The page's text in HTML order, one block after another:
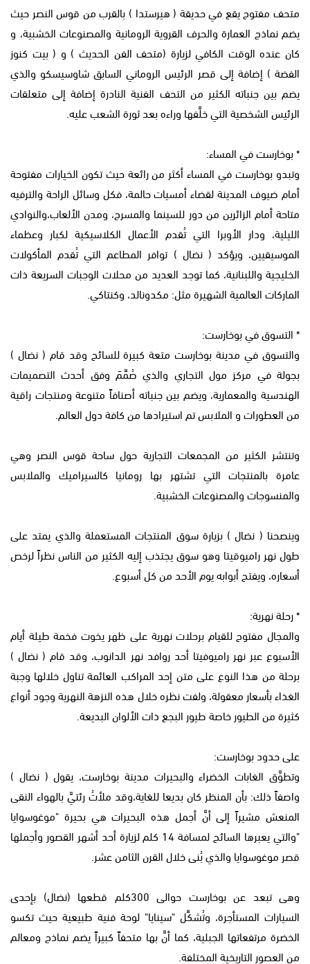
متحف مفتوح يقع في حديقة ( هيرستدا ) بالقرب من قوس النصر حيث
يضم نماذج العمارة والحرف القروية الرومانية والمصنوعات الخشبية، و
كان عنده الوقت الكافي لزيارة (متحف الفن الحديث ) و ( بيت كنوز
الفضة ) إضافة إلى قصر الرئيس الروماني السابق شاوسيسكو والذي
يضم بين جنباته الكثير من التحف الفنية النادرة إضافة إلى متعلقات
الرئيس الشخصية التي خلَّفها وراءه بعد ثورة الشعب عليه.
* بوخارست في المساء:
وتبدو بوخارست في المساء أكثر من رائعة حيث تكون الخيارات مفتوحة
أمام ضيوف المدينة لقضاء أمسيات حالمة، فكل وسائل الراحة والترفيه
متاحة أمام الزائرين من دور للسينما والمسرح، ومدن الألعاب،والنوادي
الليلية، ودار الأوبرا التي تُقدم الأعمال الكلاسيكية لكبار وعظماء
الموسيقيين، ويؤكد ( نضال ) توافر المطاعم التي تُقدم المأكولات
الخليجية واللبنانية، كما توجد العديد من محلات الوجبات السريعة ذات
الماركات العالمية الشهيرة مثل: مكدونالد، وكنتاكي.
* التسوق في بوخارست:
والتسوق في مدينة بوخارست متعة كبيرة للسائح وقد قام ( نضال )
بجولة في مركز مول التجاري والذي صُمِّمَ وفق أحدث التصميمات
الهندسية والمعمارية، ويضم بين جنباته أصنافاً متنوعة ومنتجات راقية
من العطورات و الملابس تم استيرادها من كافة دول العالم.
وتنتشر الكثير من المجمعات التجارية حول ساحة قوس النصر وهي
عامرة بالمنتجات التي تشتهر بها رومانيا كالسيراميك والملابس
والمنسوجات والمصنوعات الخشبية.
وينصحنا ( نضال ) بزيارة سوق المنتجات المستعملة والذي يمتد على
طول نهر راميوقيتا وهو سوق يجتذب إليه الكثير من الناس نظراً لرخص
أسعاره، ويفتح أبوابه يوم الأحد من كل أسبوع.
* رحلة نهرية:
والمجال مفتوح للقيام برحلات نهرية على ظهر يخوت فخمة طيلة أيام
الأسبوع عبر نهر راميوفيتا أحد روافد نهر الدانوب، وقد قام ( نضال )
برحلة من هذا النوع على متن إحد المراكب العائمة تناول خلالها وجبة
الغذاء بأسعار معقولة، ولفت نظره خلال هذه النزهة النهرية وجود أنواع
كثيرة من الطيور خاصة طيور البجع ذات الألوان البديعة.
على حدود بوخارست:
وتطوَّق الغابات الخضراء والبحيرات مدينة بوخارست، يقول ( نضال )
واصفاً ذلك: بأن المنظر كان بديعا للغاية،وقد ملأتُ رئتيَّ بالهواء النقى
المنعش مشيراً إلى أنَّ أجمل هذه البحيرات هي بحيرة "موغوسوايا
"والتي يعبرها السائح لمسافة 14 كلم لزيارة أحد أشهر القصور وأجملها
قصر موغوسوايا والذي بُنى خلال القرن الثامن عشر.
وهى تبعد عن بوخارست حوالى 300كلم قطعها (نضال) بإحدى
السيارات المستأجرة، وتُشكِّل "سينايا" لوحة فنية طبيعية حيث تكسو
الخضرة مرتفعاتها الجبلية، كما أنَّ بها متحفاً كبيراً يضم نماذج ومعالم
من العصور التاريخية المختلفة.